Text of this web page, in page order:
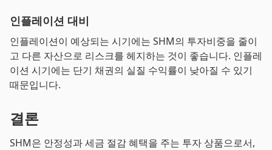
인플레이션 대비
인플레이션이 예상되는 시기에는 SHM의 투자비중을 줄이
고 다른 자산으로 리스크를 헤지하는 것이 좋습니다. 인플레
이션 시기에는 단기 채권의 실질 수익률이 낮아질 수 있기
때문입니다.
결론
SHM은 안정성과 세금 절감 혜택을 주는 투자 상품으로서,